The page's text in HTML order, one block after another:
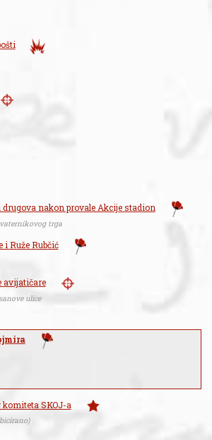
nakon provale Akcije stadion
trga
i Ruže Rubčić
avijatičare
ulice
SKOJ-a